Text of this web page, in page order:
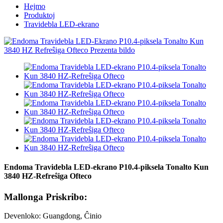
Hejmo
Produktoj
Travidebla LED-ekrano
Endoma Travidebla LED-ekrano P10.4-piksela Tonalto Kun
3840 HZ-Refreŝiga Ofteco
Mallonga Priskribo:
Devenloko: Guangdong, Ĉinio